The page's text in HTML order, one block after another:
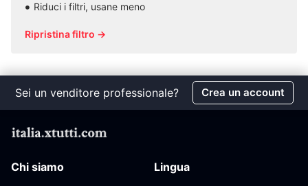
Riduci i filtri, usane meno
Ripristina filtro →
Sei un venditore professionale? Crea un account
Chi siamo Lingua